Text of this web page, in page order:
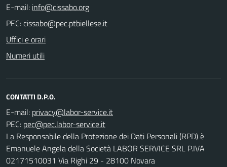
E-mail:
PEC:
Uffici e orari
Numeri utili
CONTATTI D.P.O.
E-mail:
PEC:
La Responsabile della Protezione dei Dati Personali (RPD) è
Emanuele Angela della Società LABOR SERVICE SRL P.IVA
02171510031 Via Righi 29 - 28100 Novara